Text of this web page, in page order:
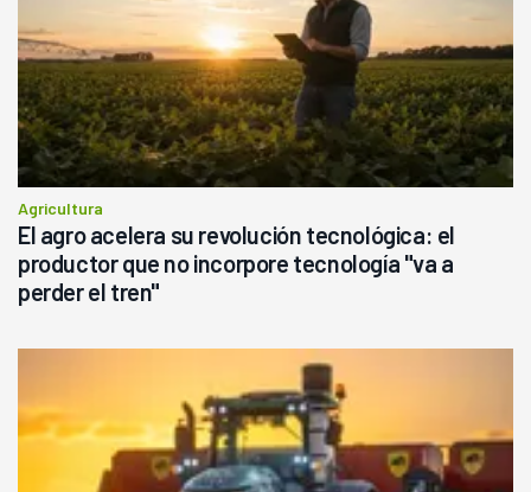
Agricultura
El agro acelera su revolución tecnológica: el
productor que no incorpore tecnología "va a
perder el tren"